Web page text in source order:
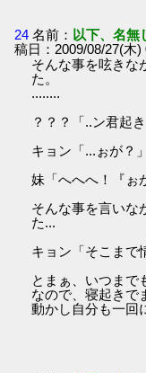
24 名前： 以下、名無
稿日：2009/08/27(木
そんな事を呟きな
た。
........
？？？「..ン君起
キョン「...ぉが？」
妹「へへへ！『ぉ
そんな事を言いな
た...
キョン「そこまで
とまぁ、いつまで
なので、寝起きで
動かし自分も一回